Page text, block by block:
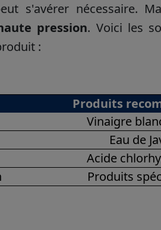
s'avérer nécessaire.
pression. Voici les
:
Produits
Vinaigre
Eau de
Acide
Produits